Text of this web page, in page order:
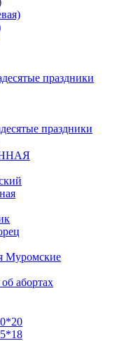
праздники
праздники
Муромские
абортах